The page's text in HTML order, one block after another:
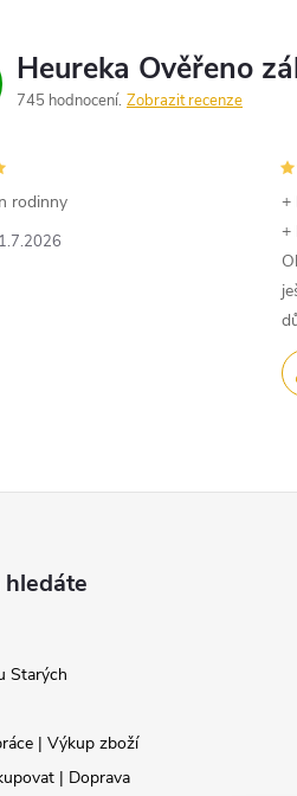
745 hodnocení Zobrazit recenze
rodinny
+
+
Starých
| Výkup zboží
| Doprava